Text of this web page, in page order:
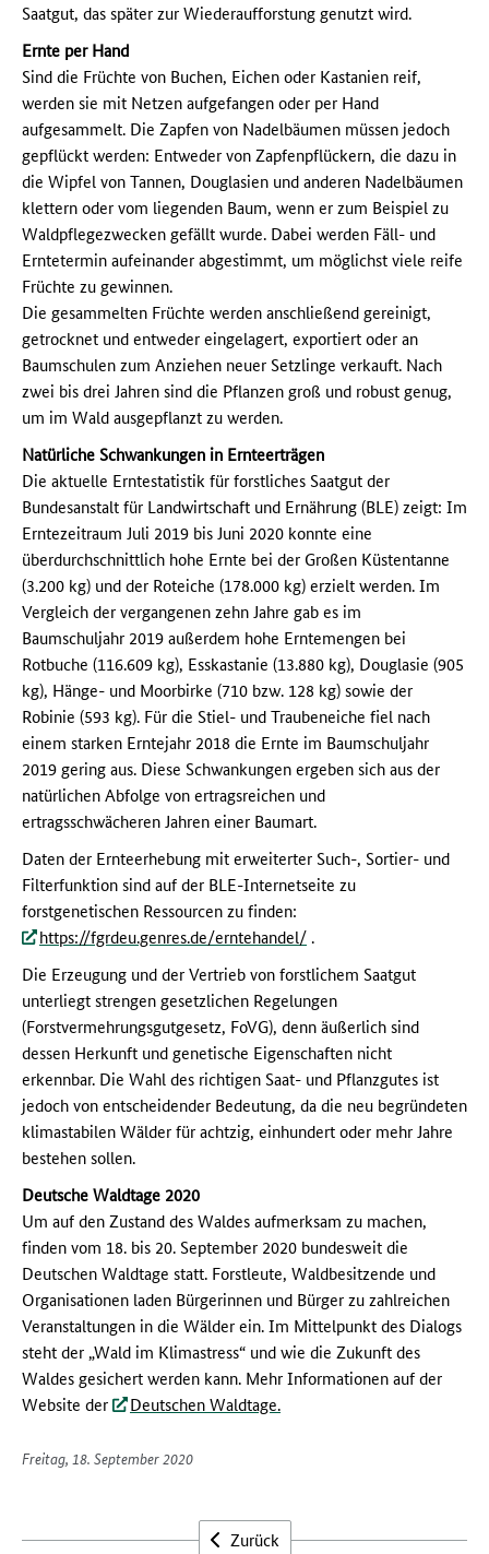
Saatgut, das später zur Wiederaufforstung genutzt wird.
Ernte per Hand
Sind die Früchte von Buchen, Eichen oder Kastanien reif,
werden sie mit Netzen aufgefangen oder per Hand
aufgesammelt. Die Zapfen von Nadelbäumen müssen jedoch
gepflückt werden: Entweder von Zapfenpflückern, die dazu in
die Wipfel von Tannen, Douglasien und anderen Nadelbäumen
klettern oder vom liegenden Baum, wenn er zum Beispiel zu
Waldpflegezwecken gefällt wurde. Dabei werden Fäll- und
Erntetermin aufeinander abgestimmt, um möglichst viele reife
Früchte zu gewinnen.
Die gesammelten Früchte werden anschließend gereinigt,
getrocknet und entweder eingelagert, exportiert oder an
Baumschulen zum Anziehen neuer Setzlinge verkauft. Nach
zwei bis drei Jahren sind die Pflanzen groß und robust genug,
um im Wald ausgepflanzt zu werden.
Natürliche Schwankungen in Ernteerträgen
Die aktuelle Erntestatistik für forstliches Saatgut der
Bundesanstalt für Landwirtschaft und Ernährung (BLE) zeigt: Im
Erntezeitraum Juli 2019 bis Juni 2020 konnte eine
überdurchschnittlich hohe Ernte bei der Großen Küstentanne
(3.200 kg) und der Roteiche (178.000 kg) erzielt werden. Im
Vergleich der vergangenen zehn Jahre gab es im
Baumschuljahr 2019 außerdem hohe Erntemengen bei
Rotbuche (116.609 kg), Esskastanie (13.880 kg), Douglasie (905
kg), Hänge- und Moorbirke (710 bzw. 128 kg) sowie der
Robinie (593 kg). Für die Stiel- und Traubeneiche fiel nach
einem starken Erntejahr 2018 die Ernte im Baumschuljahr
2019 gering aus. Diese Schwankungen ergeben sich aus der
natürlichen Abfolge von ertragsreichen und
ertragsschwächeren Jahren einer Baumart.
Daten der Ernteerhebung mit erweiterter Such-, Sortier- und
Filterfunktion sind auf der BLE-Internetseite zu
forstgenetischen Ressourcen zu finden:
https://fgrdeu.genres.de/erntehandel/ .
Die Erzeugung und der Vertrieb von forstlichem Saatgut
unterliegt strengen gesetzlichen Regelungen
(Forstvermehrungsgutgesetz, FoVG), denn äußerlich sind
dessen Herkunft und genetische Eigenschaften nicht
erkennbar. Die Wahl des richtigen Saat- und Pflanzgutes ist
jedoch von entscheidender Bedeutung, da die neu begründeten
klimastabilen Wälder für achtzig, einhundert oder mehr Jahre
bestehen sollen.
Deutsche Waldtage 2020
Um auf den Zustand des Waldes aufmerksam zu machen,
finden vom 18. bis 20. September 2020 bundesweit die
Deutschen Waldtage statt. Forstleute, Waldbesitzende und
Organisationen laden Bürgerinnen und Bürger zu zahlreichen
Veranstaltungen in die Wälder ein. Im Mittelpunkt des Dialogs
steht der „Wald im Klimastress“ und wie die Zukunft des
Waldes gesichert werden kann. Mehr Informationen auf der
Website der
Deutschen Waldtage.
Freitag, 18. September 2020
Zurück